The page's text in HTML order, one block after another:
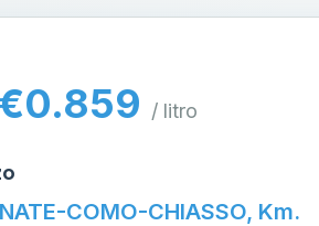
/ litro
COMO-CHIASSO, Km.